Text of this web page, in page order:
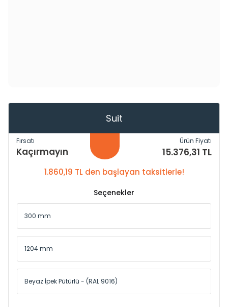
Suit
Fırsatı
Kaçırmayın
Ürün Fiyatı
15.376,31 TL
1.860,19 TL den başlayan taksitlerle!
Seçenekler